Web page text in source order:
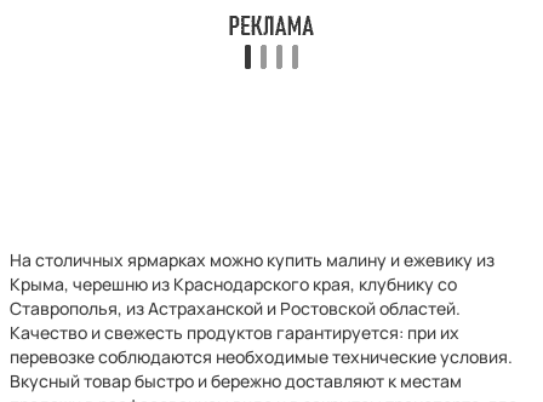
На столичных ярмарках можно купить малину и ежевику из
Крыма, черешню из Краснодарского края, клубнику со
Ставрополья, из Астраханской и Ростовской областей.
Качество и свежесть продуктов гарантируется: при их
перевозке соблюдаются необходимые технические условия.
Вкусный товар быстро и бережно доставляют к местам